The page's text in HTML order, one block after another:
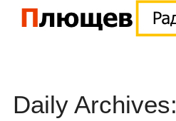
content
Daily Archives: